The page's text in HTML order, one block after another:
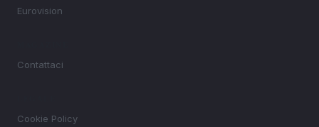
Eurovision
Contattaci
Cookie Policy